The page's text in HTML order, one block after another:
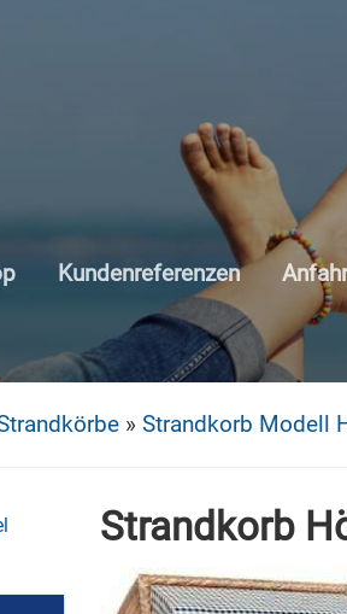
Kundenreferenzen
» Strandkorb Modell
Strandkorb